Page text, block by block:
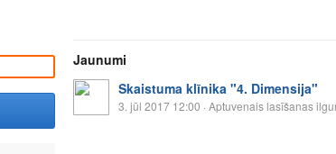
Jaunumi
Skaistuma klīnika "4. Dimensija"
3. jūl 2017 12:00 · Aptuvenais lasīšanas